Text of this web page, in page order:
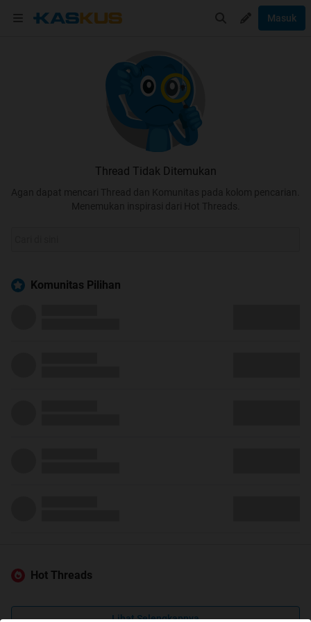
Masuk
Thread Tidak Ditemukan
Agan dapat mencari Thread dan Komunitas pada kolom pencarian.
Menemukan inspirasi dari Hot Threads.
Komunitas Pilihan
Hot Threads
Lihat Selengkapnya